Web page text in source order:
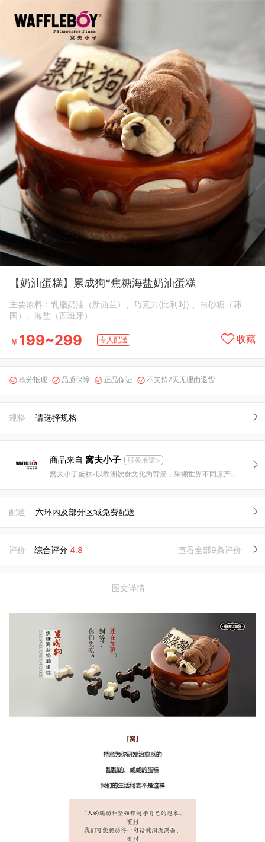
【奶油蛋糕】累成狗*焦糖海盐奶油蛋糕
主要原料：乳脂奶油（新西兰）、巧克力(比利时) 、白砂糖（韩
国）、海盐（西班牙）
￥ 199~299 专人配送 收藏
 积分抵现  品质保障  正品保证  不支持7天无理由退货
规格 请选择规格
商品来自 窝夫小子
服务承诺>
窝夫小子蛋糕-以欧洲饮食文化为背景，采撷世界不同原产地顶级原料，烘焙世界美味！
配送 六环内及部分区域免费配送
评价 综合评分 4.8 查看全部9条评价
图文详情